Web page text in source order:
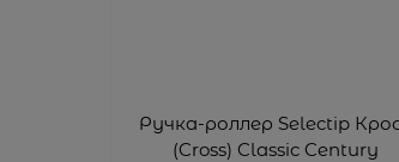
Ручка-роллер Selectip
(Cross) Classic Century